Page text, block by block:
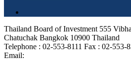
Thailand Board of Investment 555
Chatuchak Bangkok 10900 Thailand
Telephone : 02-553-8111 Fax : 02-553-
Email: